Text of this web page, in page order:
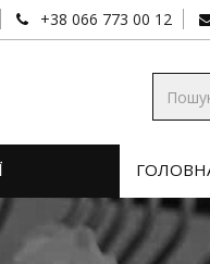
+38 066 773 00 12